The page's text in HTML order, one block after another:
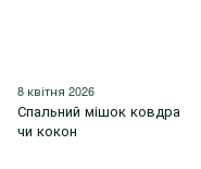
8 квітня 2026
Спальний мішок ковдра
чи кокон